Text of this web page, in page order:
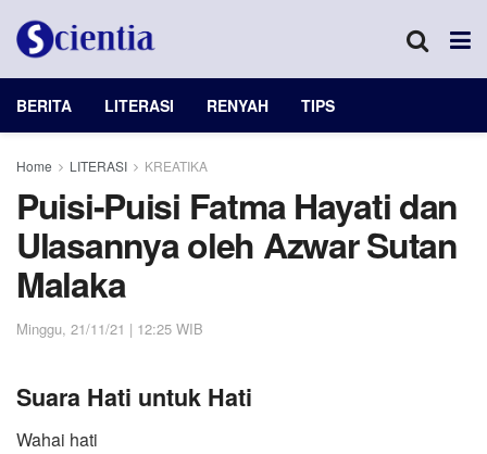
BERITA LITERASI RENYAH TIPS
Home LITERASI KREATIKA
Puisi-Puisi Fatma Hayati dan
Ulasannya oleh Azwar Sutan
Malaka
Minggu, 21/11/21 | 12:25 WIB
Suara Hati untuk Hati
Wahai hati